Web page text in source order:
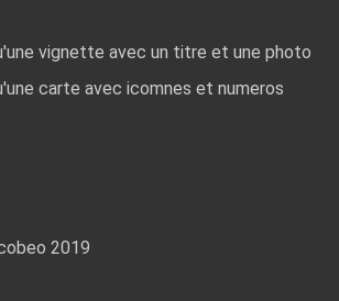
vignette avec un titre et une photo
carte avec icomnes et numeros
2019